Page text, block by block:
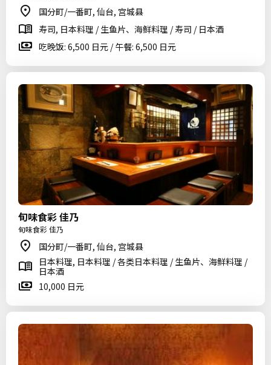
国分町/一番町, 仙台, 宫城县
寿司, 日本料理 / 生鱼片、海鲜料理 / 寿司 / 日本酒
吃晚饭: 6,500 日元 / 午餐: 6,500 日元
旬味食彩 佳乃
旬味食彩 佳乃
国分町/一番町, 仙台, 宫城县
日本料理, 日本料理 / 各类日本料理 / 生鱼片、海鲜料理 /
日本酒
10,000 日元